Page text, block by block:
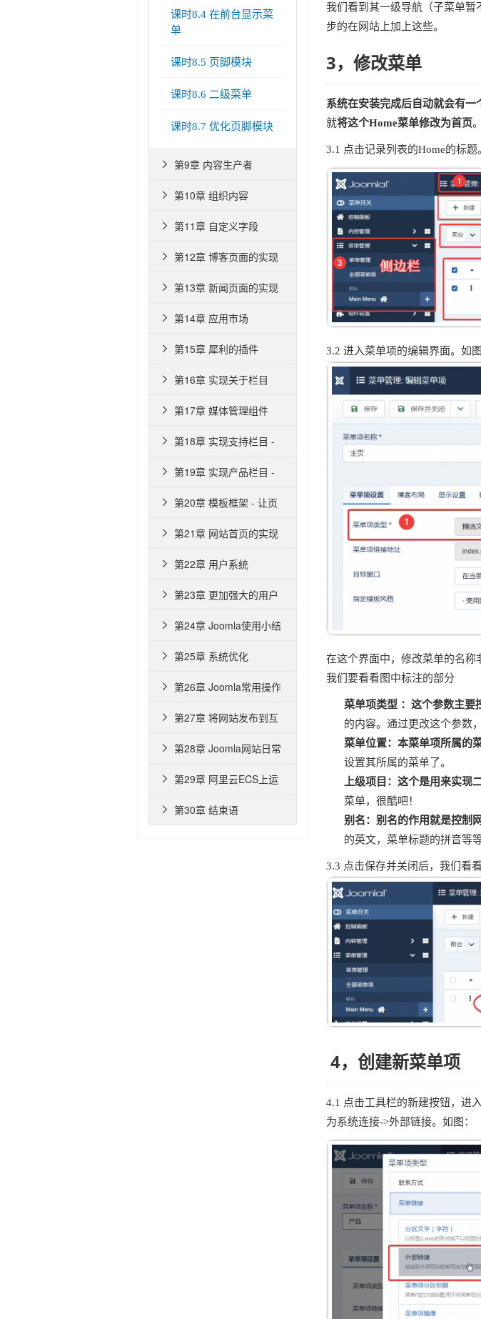
我们看到其一级导航（子菜单
步的在网站上加上这些。
3，修改菜单
系统在安装完成后自动就会有一
就将这个Home菜单修改为首页
3.1 点击记录列表的Home的标
3.2 进入菜单项的编辑界面。如图
在这个界面中，修改菜单的名
我们要看看图中标注的部分
菜单项类型 ：这个参数主要
的内容。通过更改这个参数
菜单位置：本菜单项所属的
设置其所属的菜单了。
上级项目：这个是用来实现
菜单，很酷吧！
别名：别名的作用就是控制
的英文，菜单标题的拼音等等
3.3 点击保存并关闭后，我们看
4，创建新菜单项
4.1 点击工具栏的新建按钮，进
为系统连接->外部链接。如图：
课时8.4 在前台显示菜
单
课时8.5 页脚模块
课时8.6 二级菜单
课时8.7 优化页脚模块
第9章 内容生产者

第10章 组织内容

第11章 自定义字段

第12章 博客页面的实现

第13章 新闻页面的实现

第14章 应用市场

第15章 犀利的插件

第16章 实现关于栏目

第17章 媒体管理组件

第18章 实现支持栏目 -
资源下载页面

第19章 实现产品栏目 -
ZMAXSHOP组件

第20章 模板框架 - 让页
面与众不同

第21章 网站首页的实现

第22章 用户系统

第23章 更加强大的用户
系统 - ZMAX用户中心

第24章 Joomla使用小结

第25章 系统优化

第26章 Joomla常用操作
技巧

第27章 将网站发布到互
联网

第28章 Joomla网站日常
维护

第29章 阿里云ECS上运
行Joomla

第30章 结束语
